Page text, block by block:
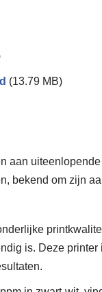
(13.79 MB)
aan
bekend om zijn
is. Deze